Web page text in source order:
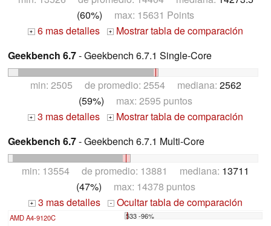
(60%) max: 15631 Points
+ 6 mas detalles +
Mostrar tabla de comparación
Geekbench 6.7- Geekbench 6.7.1 Single-Core
min: 2505 de promedio: 2554 mediana: 2562
(59%) max: 2595 puntos
+ 3 mas detalles +
Mostrar tabla de comparación
Geekbench 6.7- Geekbench 6.7.1 Multi-Core
min: 13554 de promedio: 13881 mediana: 13711
(47%) max: 14378 puntos
+ 3 mas detalles - Ocultar tabla de comparación
AMD A4-9120C 533 -96%